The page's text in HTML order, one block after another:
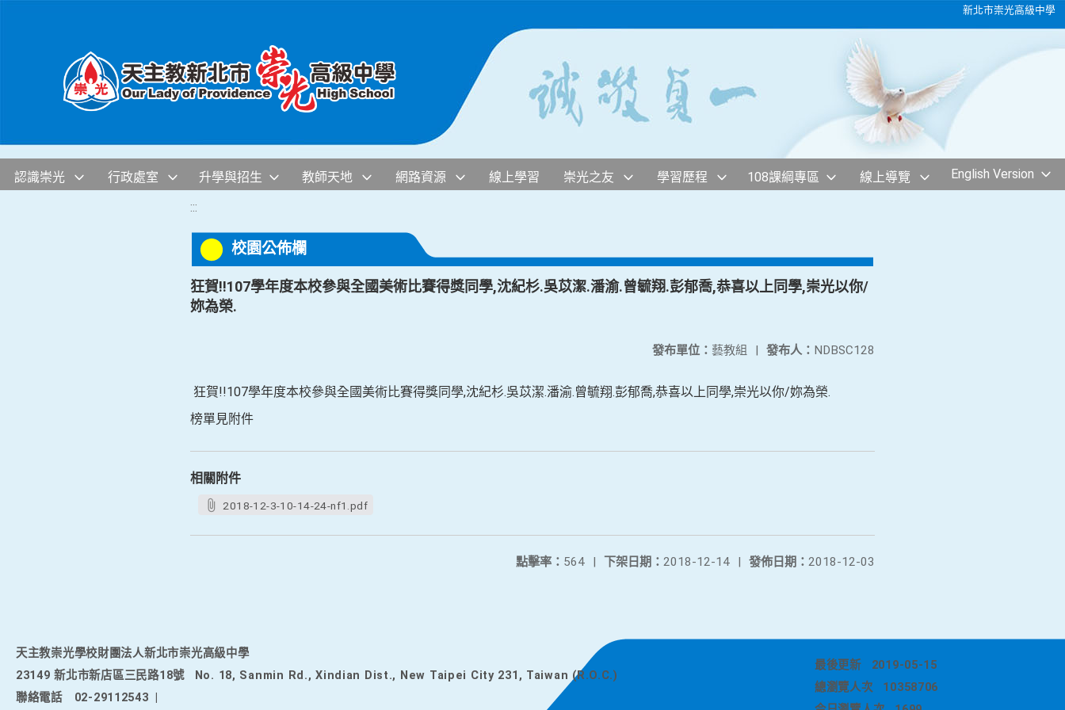
新北市崇光高級中學
認識崇光 行政處室 升學與招生 教師天地 網路資源 線上學習 崇光之友 學習歷程 108課綱專區 線上導覽 English Version
:::
校園公佈欄
狂賀!!107學年度本校參與全國美術比賽得獎同學,沈紀杉.吳苡潔.潘渝.曾毓翔.彭郁喬,恭喜以上同學,崇光以你/
妳為榮.
發布人： NDBSC128
發布單位： 藝教組 |
狂賀!!107學年度本校參與全國美術比賽得獎同學,沈紀杉.吳苡潔.潘渝.曾毓翔.彭郁喬,恭喜以上同學,崇光以你/妳為榮.
榜單見附件
相關附件
2018-12-3-10-14-24-nf1.pdf
發佈日期： 2018-12-03
下架日期： 2018-12-14 |
點擊率： 564 |
天主教崇光學校財團法人新北市崇光高級中學
23149 新北市新店區三民路18號
No. 18, Sanmin Rd., Xindian Dist., New Taipei City 231, Taiwan (R.O.C.)
聯絡電話
02-29112543
最後更新
2019-05-15
總瀏覽人次
10358706